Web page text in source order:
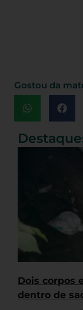
Gostou da
Dois corpos
dentro de